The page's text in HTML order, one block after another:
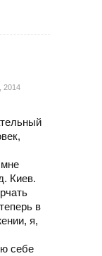
2014
Киев.
в
я,
себе